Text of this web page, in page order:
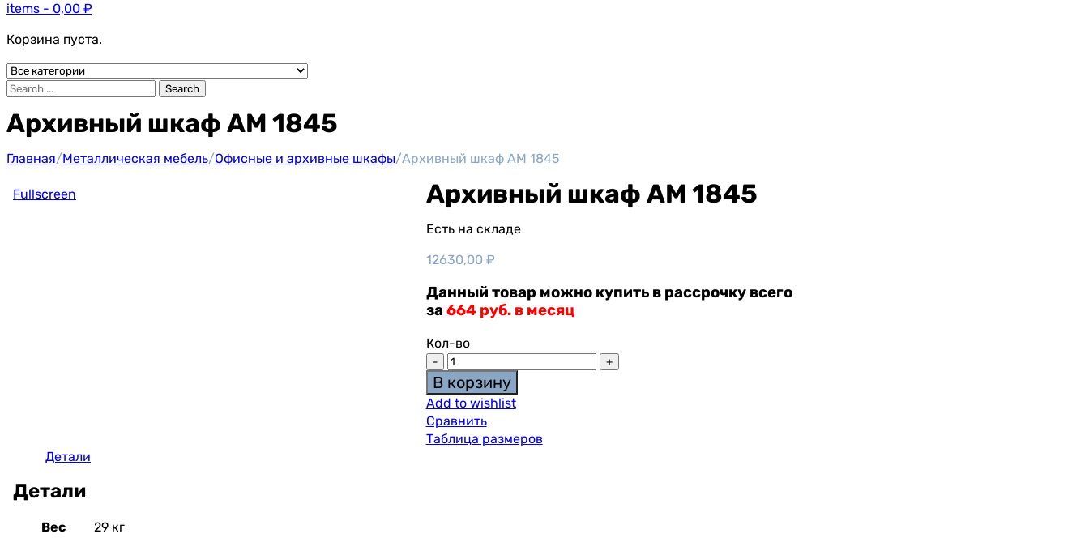
items - 0,00 ₽
Корзина пуста.
Search
Архивный шкаф AM 1845
Главная/Металлическая мебель/Офисные и архивные шкафы/Архивный шкаф AM 1845
Fullscreen Архивный шкаф AM 1845
Есть на складе
12630,00 ₽
Данный товар можно купить в рассрочку всего
за 664 руб. в месяц
Кол-во
В корзину
Add to wishlist
Сравнить
Таблица размеров
Детали
Детали
Вес 29 кг